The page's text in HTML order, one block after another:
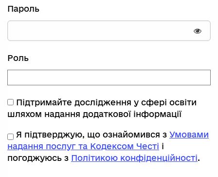
Пароль
Роль
Підтримайте дослідження у сфері освіти
шляхом надання додаткової інформації
Я підтверджую, що ознайомився з Умовами
надання послуг та Кодексом Честі і
погоджуюсь з Політикою конфіденційності.